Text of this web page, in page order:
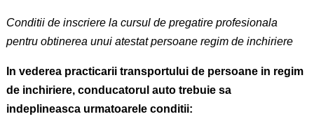
Conditii de inscriere la cursul de pregatire profesionala
pentru obtinerea unui atestat persoane regim de inchiriere
In vederea practicarii transportului de persoane in regim
de inchiriere, conducatorul auto trebuie sa
indeplineasca urmatoarele conditii: